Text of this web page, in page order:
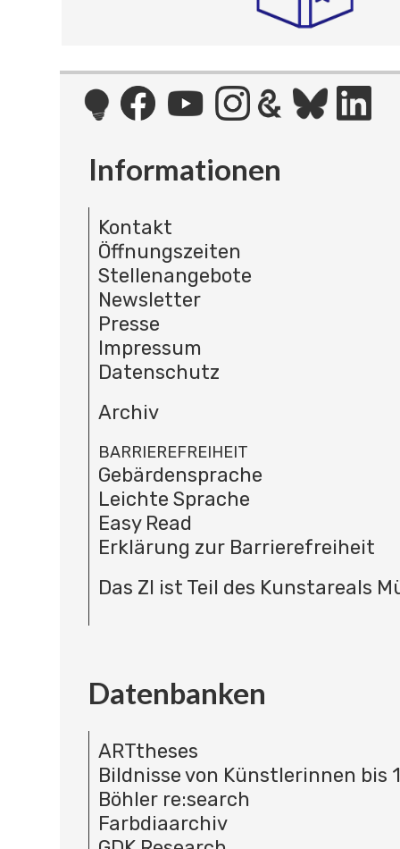
Informationen
Kontakt
Öffnungszeiten
Stellenangebote
Newsletter
Presse
Impressum
Datenschutz
Archiv
BARRIEREFREIHEIT
Gebärdensprache
Leichte Sprache
Easy Read
Erklärung zur Barrierefreiheit
Das ZI ist Teil des Kunstareals
Datenbanken
ARTtheses
Bildnisse von Künstlerinnen bis
Böhler re:search
Farbdiaarchiv